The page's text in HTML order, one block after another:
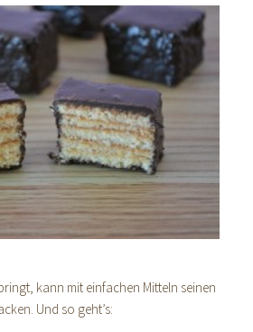
kann mit einfachen Mitteln seinen
Und so geht’s: